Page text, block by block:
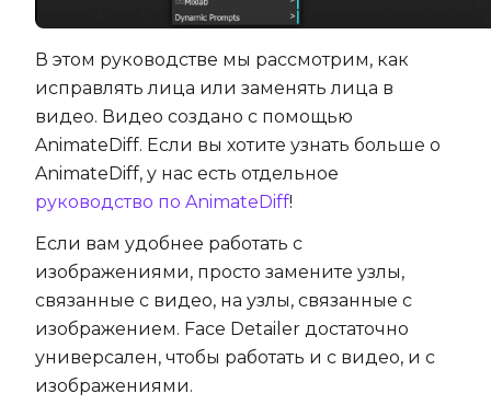
В этом руководстве мы рассмотрим, как
исправлять лица или заменять лица в
видео. Видео создано с помощью
AnimateDiff. Если вы хотите узнать больше о
AnimateDiff, у нас есть отдельное
руководство по AnimateDiff!
Если вам удобнее работать с
изображениями, просто замените узлы,
связанные с видео, на узлы, связанные с
изображением. Face Detailer достаточно
универсален, чтобы работать и с видео, и с
изображениями.